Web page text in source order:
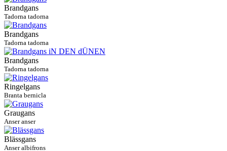
Brandgans
Tadorna tadorna
Brandgans
Tadorna tadorna
Brandgans
Tadorna tadorna
Ringelgans
Branta bernicla
Graugans
Anser anser
Blässgans
Anser albifrons